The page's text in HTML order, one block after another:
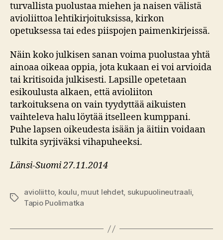
turvallista puolustaa miehen ja naisen välistä
avioliittoa lehtikirjoituksissa, kirkon
opetuksessa tai edes piispojen paimenkirjeissä.
Näin koko julkisen sanan voima puolustaa yhtä
ainoaa oikeaa oppia, jota kukaan ei voi arvioida
tai kritisoida julkisesti. Lapsille opetetaan
esikoulusta alkaen, että avioliiton
tarkoituksena on vain tyydyttää aikuisten
vaihteleva halu löytää itselleen kumppani.
Puhe lapsen oikeudesta isään ja äitiin voidaan
tulkita syrjiväksi vihapuheeksi.
Länsi-Suomi 27.11.2014
Avainsanat
avioliitto, koulu, muut lehdet, sukupuolineutraali,
Tapio Puolimatka